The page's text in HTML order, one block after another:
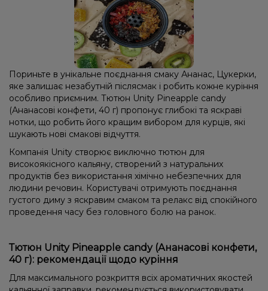
Пориньте в унікальне поєднання смаку Ананас, Цукерки,
яке залишає незабутній післясмак і робить кожне куріння
особливо приємним. Тютюн Unity Pineapple candy
(Ананасові конфети, 40 г) пропонує глибокі та яскраві
нотки, що робить його кращим вибором для курців, які
шукають нові смакові відчуття.
Компанія Unity створює виключно тютюн для
високоякісного кальяну, створений з натуральних
продуктів без використання хімічно небезпечних для
людини речовин. Користувачі отримують поєднання
густого диму з яскравим смаком та релакс від спокійного
проведення часу без головного болю на ранок.
Тютюн Unity Pineapple candy (Ананасові конфети,
40 г): рекомендації щодо куріння
Для максимального розкриття всіх ароматичних якостей